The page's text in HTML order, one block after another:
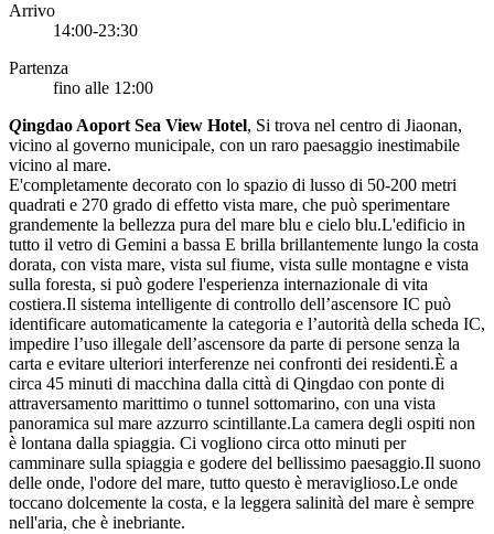
Arrivo
14:00-23:30
Partenza
fino alle 12:00
Qingdao Aoport Sea View Hotel, Si trova nel centro di Jiaonan,
vicino al governo municipale, con un raro paesaggio inestimabile
vicino al mare.
E'completamente decorato con lo spazio di lusso di 50-200 metri
quadrati e 270 grado di effetto vista mare, che può sperimentare
grandemente la bellezza pura del mare blu e cielo blu.L'edificio in
tutto il vetro di Gemini a bassa E brilla brillantemente lungo la costa
dorata, con vista mare, vista sul fiume, vista sulle montagne e vista
sulla foresta, si può godere l'esperienza internazionale di vita
costiera.Il sistema intelligente di controllo dell’ascensore IC può
identificare automaticamente la categoria e l’autorità della scheda IC,
impedire l’uso illegale dell’ascensore da parte di persone senza la
carta e evitare ulteriori interferenze nei confronti dei residenti.È a
circa 45 minuti di macchina dalla città di Qingdao con ponte di
attraversamento marittimo o tunnel sottomarino, con una vista
panoramica sul mare azzurro scintillante.La camera degli ospiti non
è lontana dalla spiaggia. Ci vogliono circa otto minuti per
camminare sulla spiaggia e godere del bellissimo paesaggio.Il suono
delle onde, l'odore del mare, tutto questo è meraviglioso.Le onde
toccano dolcemente la costa, e la leggera salinità del mare è sempre
nell'aria, che è inebriante.